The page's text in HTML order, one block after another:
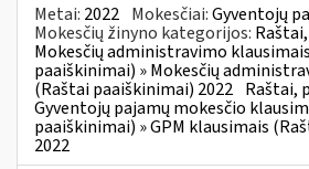
Metai: 2022 Mokesčiai:Gyventojų
Mokesčių žinyno kategorijos:
Mokesčių administravimo
paaiškinimai) » Mokesčių
(Raštai paaiškinimai) 2022 Raštai,
Gyventojų pajamų mokesčio
paaiškinimai) » GPM klausimais
2022